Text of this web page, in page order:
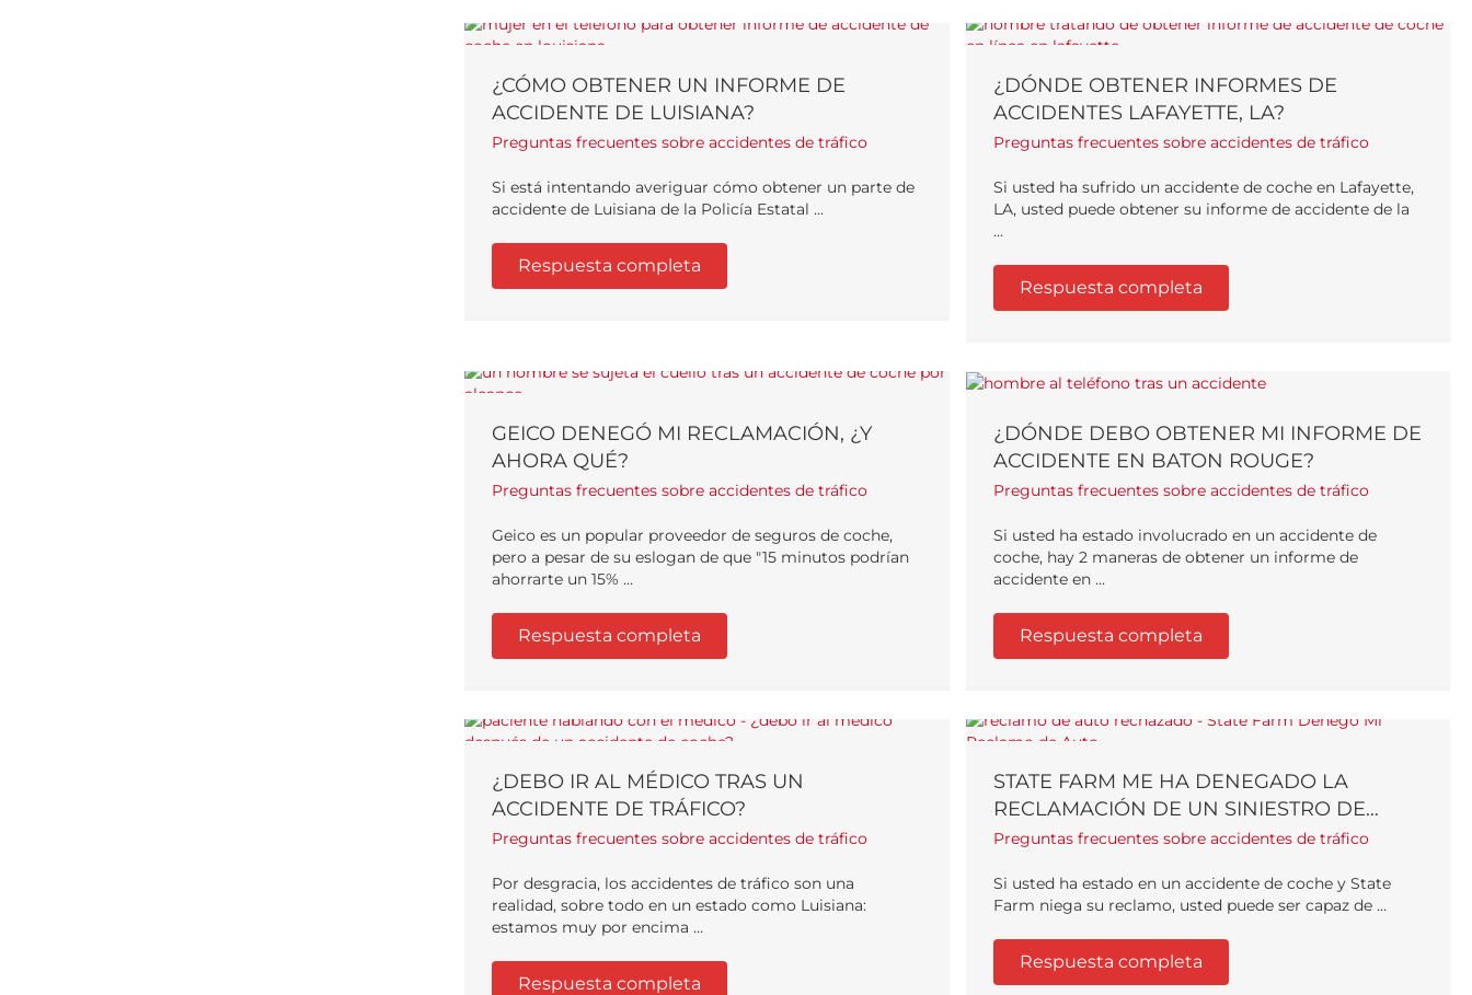
¿CÓMO OBTENER UN INFORME DE
ACCIDENTE DE LUISIANA?
Preguntas frecuentes sobre accidentes de tráfico
Si está intentando averiguar cómo obtener un parte de
accidente de Luisiana de la Policía Estatal ...
Respuesta completa
¿DÓNDE OBTENER INFORMES DE
ACCIDENTES LAFAYETTE, LA?
Preguntas frecuentes sobre accidentes de tráfico
Si usted ha sufrido un accidente de coche en Lafayette,
LA, usted puede obtener su informe de accidente de la
...
Respuesta completa
GEICO DENEGÓ MI RECLAMACIÓN, ¿Y
AHORA QUÉ?
Preguntas frecuentes sobre accidentes de tráfico
Geico es un popular proveedor de seguros de coche,
pero a pesar de su eslogan de que "15 minutos podrían
ahorrarte un 15% ...
Respuesta completa
¿DÓNDE DEBO OBTENER MI INFORME DE
ACCIDENTE EN BATON ROUGE?
Preguntas frecuentes sobre accidentes de tráfico
Si usted ha estado involucrado en un accidente de
coche, hay 2 maneras de obtener un informe de
accidente en ...
Respuesta completa
¿DEBO IR AL MÉDICO TRAS UN
ACCIDENTE DE TRÁFICO?
Preguntas frecuentes sobre accidentes de tráfico
Por desgracia, los accidentes de tráfico son una
realidad, sobre todo en un estado como Luisiana:
estamos muy por encima ...
Respuesta completa
STATE FARM ME HA DENEGADO LA
RECLAMACIÓN DE UN SINIESTRO DE
AUTOMÓVIL, ¿Y AHORA QUÉ?
Preguntas frecuentes sobre accidentes de tráfico
Si usted ha estado en un accidente de coche y State
Farm niega su reclamo, usted puede ser capaz de ...
Respuesta completa